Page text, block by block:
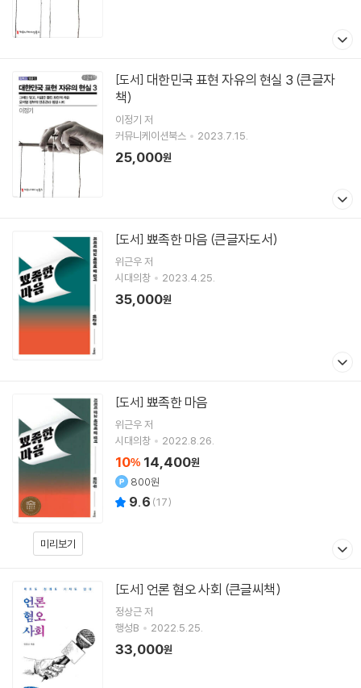
[도서]
책)
이정기 저
커뮤니케이션북스
2023.7.15.
25,000원
[도서] 뾰족한 마음 (큰글자도서)
위근우저
시대의창
2023.4.25.
35,000원
미리보기
[도서] 뾰족한 마음
위근우저
시대의창
2022.8.26.
10% 14,400원
800원
9.6 (17)
[도서] 언론 혐오 사회 (큰글씨책)
정상근저
행성B
2022.5.25.
33,000원